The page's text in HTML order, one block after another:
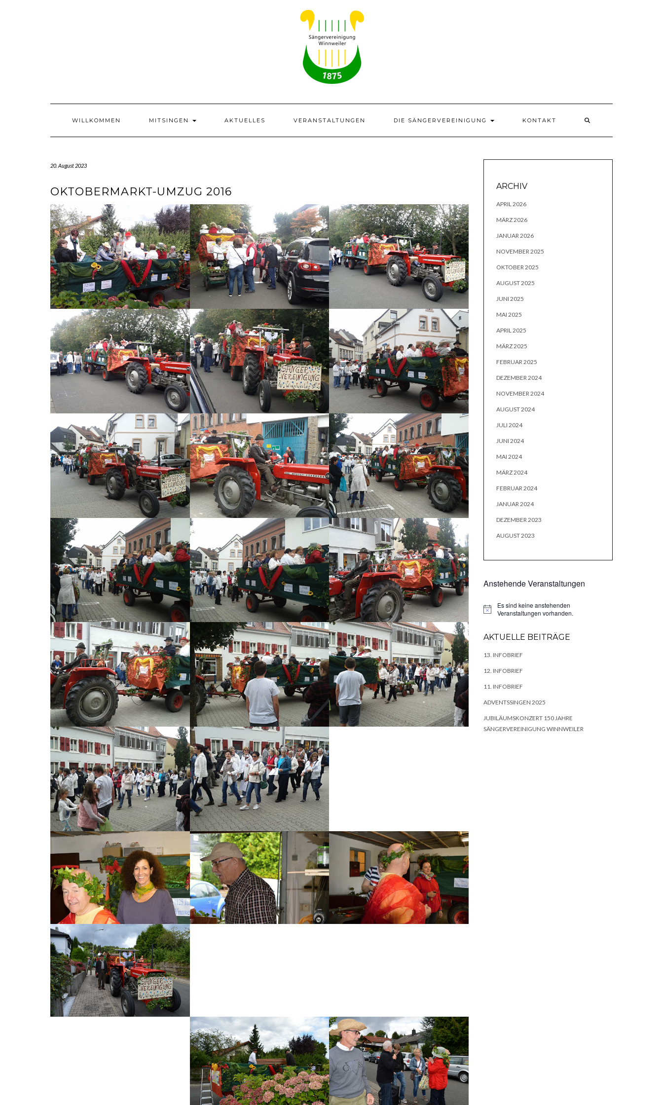
WILLKOMMEN MITSINGEN AKTUELLES VERANSTALTUNGEN DIE SÄNGERVEREINIGUNG KONTAKT
20. August 2023
OKTOBERMARKT-UMZUG 2016 ARCHIV
APRIL 2026
MÄRZ 2026
JANUAR 2026
NOVEMBER 2025
OKTOBER 2025
AUGUST 2025
JUNI 2025
MAI 2025
APRIL 2025
MÄRZ 2025
FEBRUAR 2025
DEZEMBER 2024
NOVEMBER 2024
AUGUST 2024
JULI 2024
JUNI 2024
MAI 2024
MÄRZ 2024
FEBRUAR 2024
JANUAR 2024
DEZEMBER 2023
AUGUST 2023
Anstehende Veranstaltungen
Hinweis
Es sind keine anstehenden
Veranstaltungen vorhanden.
AKTUELLE BEITRÄGE
13. INFOBRIEF
12. INFOBRIEF
11. INFOBRIEF
ADVENTSSINGEN 2025
JUBILÄUMSKONZERT 150 JAHRE
SÄNGERVEREINIGUNG WINNWEILER